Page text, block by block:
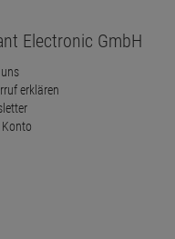
Electronic GmbH
erklären
Konto